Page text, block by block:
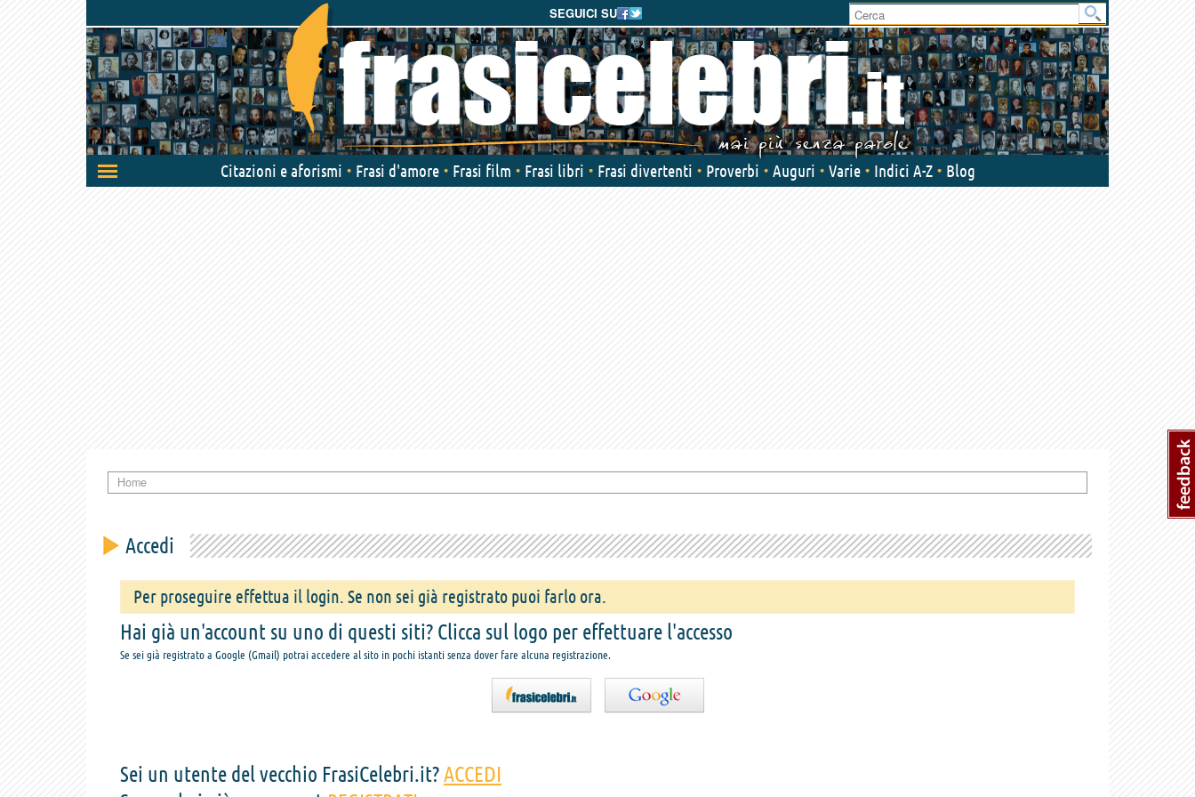
SEGUICI SU
Attiva/disattiva
navigazione
Citazioni e aforismi Frasi d'amore Frasi film Frasi libri Frasi divertenti Proverbi Auguri Varie Indici A-Z Blog
Home
Accedi
Per proseguire effettua il login. Se non sei già registrato puoi farlo ora.
Hai già un'account su uno di questi siti? Clicca sul logo per effettuare l'accesso
Se sei già registrato a Google (Gmail) potrai accedere al sito in pochi istanti senza dover fare alcuna registrazione.
Sei un utente del vecchio FrasiCelebri.it?ACCEDI